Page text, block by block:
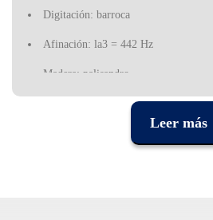
Digitación: barroca
Afinación: la3 = 442 Hz
Madera: palisandro
Orificios/llaves: doble orificio para
paño, grasa para corcho, certificado,
Leer más